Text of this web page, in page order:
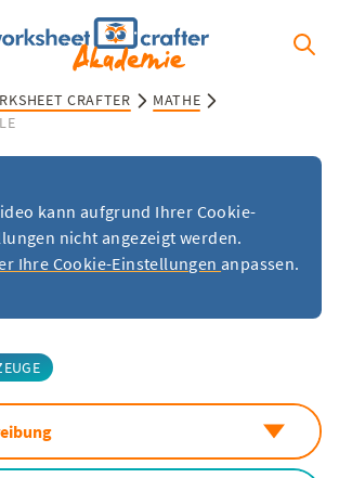
CRAFTER
MATHE
kann aufgrund Ihrer Cookie-
nicht angezeigt werden.
Ihre Cookie-Einstellungen anpassen.